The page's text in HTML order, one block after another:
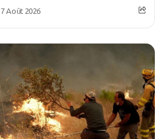
7 Août 2026